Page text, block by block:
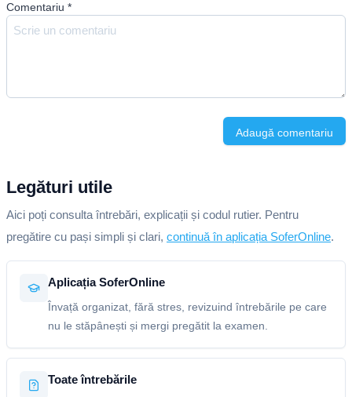
Comentariu *
Adaugă comentariu
Legături utile
Aici poți consulta întrebări, explicații și codul rutier. Pentru
pregătire cu pași simpli și clari, continuă în aplicația SoferOnline.
Aplicația SoferOnline
Învață organizat, fără stres, revizuind întrebările pe care
nu le stăpânești și mergi pregătit la examen.
Toate întrebările